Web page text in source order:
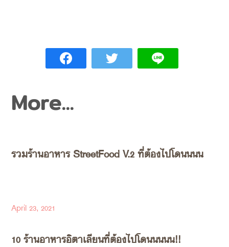
More...
รวมร้านอาหาร StreetFood V.2 ที่ต้องไปโดนนนน
April 23, 2021
10 ร้านอาหารอิตาเลียนที่ต้องไปโดนนนนน!!